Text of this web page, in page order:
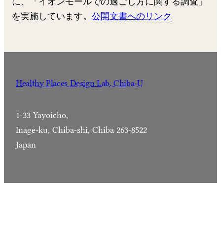
を実施しています。公開文書へのリンク
Healthy Places Design Lab. Chiba-U
1-33 Yayoicho,
Inage-ku, Chiba-shi, Chiba 263-8522
Japan